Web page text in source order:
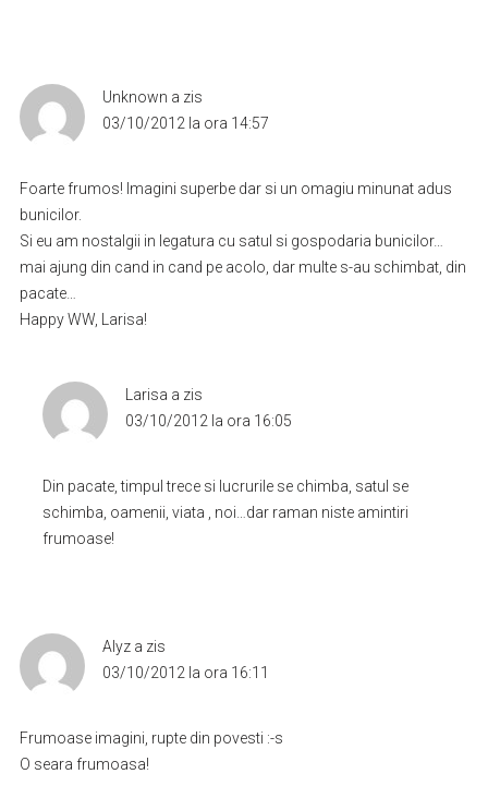
Unknown a zis
03/10/2012 la ora 14:57
Foarte frumos! Imagini superbe dar si un omagiu minunat adus
bunicilor.
Si eu am nostalgii in legatura cu satul si gospodaria bunicilor…
mai ajung din cand in cand pe acolo, dar multe s-au schimbat, din
pacate…
Happy WW, Larisa!
Larisa a zis
03/10/2012 la ora 16:05
Din pacate, timpul trece si lucrurile se chimba, satul se
schimba, oamenii, viata , noi…dar raman niste amintiri
frumoase!
Alyz a zis
03/10/2012 la ora 16:11
Frumoase imagini, rupte din povesti :-s
O seara frumoasa!